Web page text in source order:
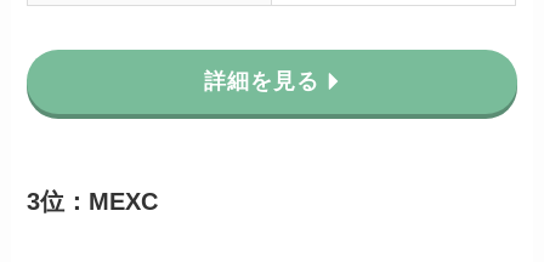
詳細を見る
3位：MEXC